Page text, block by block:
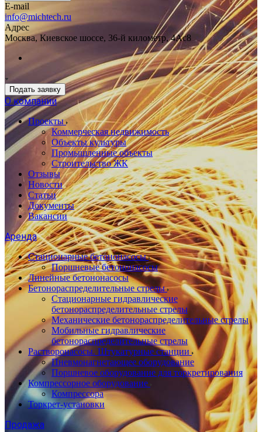
E-mail
info@michtech.ru
Адрес
Москва, Киевское шоссе, 36-й километр, 4Ас8
Подать заявку
О компании
Проекты
Коммерческая недвижимость
Объекты культуры
Промышленные объекты
Строительство ЖК
Отзывы
Новости
Статьи
Документы
Вакансии
Аренда
Стационарные бетононасосы
Поршневые бетононасосы
Линейные бетононасосы
Бетонораспределительные стрелы
Стационарные гидравлические
бетонораспределительные стрелы
Механические бетонораспределительные стрелы
Мобильные гидравлические
бетонораспределительные стрелы
Растворонасосы. Штукатурные станции
Пневмонагнетающее оборудование
Поршневое оборудование для торкретирования
Компрессорное оборудование
Компрессора
Торкрет-установки
Продажа